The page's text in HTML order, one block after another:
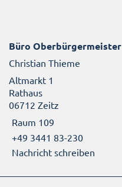
Büro Oberbürgermeister
Christian Thieme
Altmarkt 1
Rathaus
06712 Zeitz
Raum 109
+49 3441 83-230
Nachricht schreiben